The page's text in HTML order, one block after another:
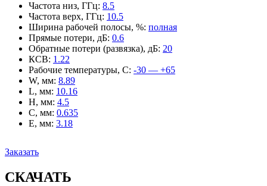
Частота низ, ГГц: 8.5
Частота верх, ГГц: 10.5
Ширина рабочей полосы, %: полная
Прямые потери, дБ: 0.6
Обратные потери (развязка), дБ: 20
КСВ: 1.22
Рабочие температуры, С: -30 — +65
W, мм: 8.89
L, мм: 10.16
H, мм: 4.5
C, мм: 0.635
E, мм: 3.18
Заказать
СКАЧАТЬ